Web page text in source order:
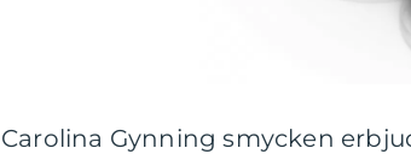
Carolina Gynning smycken